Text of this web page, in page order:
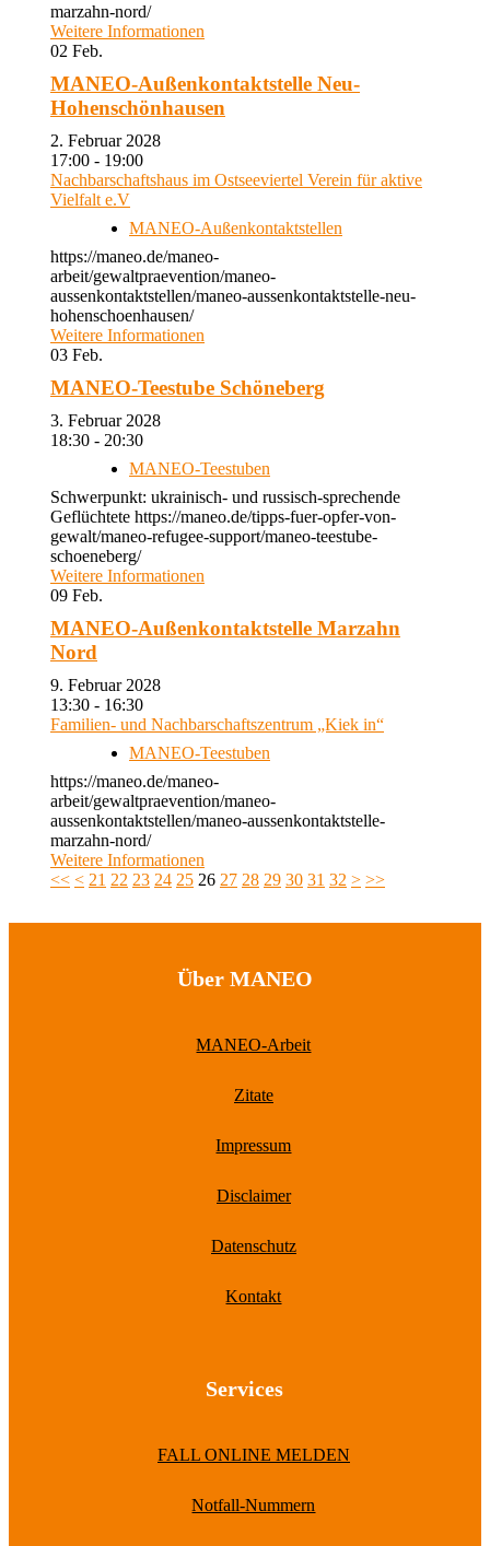
marzahn-nord/
Weitere Informationen
02 Feb.
MANEO-Außenkontaktstelle Neu-
Hohenschönhausen
2. Februar 2028
17:00 - 19:00
Nachbarschaftshaus im Ostseeviertel Verein für aktive
Vielfalt e.V
MANEO-Außenkontaktstellen
https://maneo.de/maneo-
arbeit/gewaltpraevention/maneo-
aussenkontaktstellen/maneo-aussenkontaktstelle-neu-
hohenschoenhausen/
Weitere Informationen
03 Feb.
MANEO-Teestube Schöneberg
3. Februar 2028
18:30 - 20:30
MANEO-Teestuben
Schwerpunkt: ukrainisch- und russisch-sprechende
Geflüchtete https://maneo.de/tipps-fuer-opfer-von-
gewalt/maneo-refugee-support/maneo-teestube-
schoeneberg/
Weitere Informationen
09 Feb.
MANEO-Außenkontaktstelle Marzahn
Nord
9. Februar 2028
13:30 - 16:30
Familien- und Nachbarschaftszentrum „Kiek in“
MANEO-Teestuben
https://maneo.de/maneo-
arbeit/gewaltpraevention/maneo-
aussenkontaktstellen/maneo-aussenkontaktstelle-
marzahn-nord/
Weitere Informationen
<< < 21 22 23 24 25 26 27 28 29 30 31 32 > >>
Über MANEO
MANEO-Arbeit
Zitate
Impressum
Disclaimer
Datenschutz
Kontakt
Services
FALL ONLINE MELDEN
Notfall-Nummern